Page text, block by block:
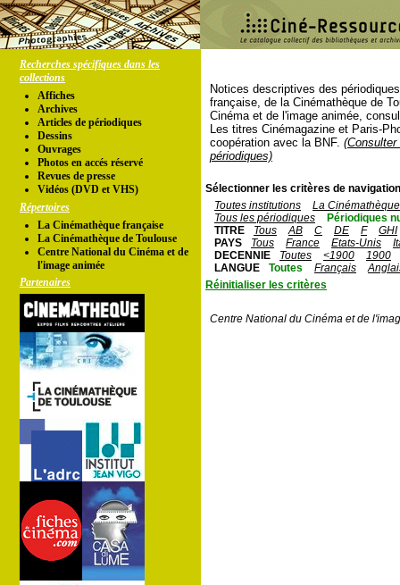
Recherches spécifiques dans les
collections
Affiches
Archives
Articles de périodiques
Dessins
Ouvrages
Photos en accés réservé
Revues de presse
Vidéos (DVD et VHS)
Répertoires
La Cinémathèque française
La Cinémathèque de Toulouse
Centre National du Cinéma et de
l'image animée
Partenaires
Notices descriptives des
française, de la Cinémathèque de
Cinéma et de l'image animée,
Les titres Cinémagazine et Paris-
coopération avec la BNF.
périodiques)
Sélectionner les critères de
Toutes institutions
La
Tous les périodiques
Périodiques
TITRE
Tous AB C DE F
GHI
PAYS
Tous France Etats-Unis
DECENNIE
Toutes <1900
1900
LANGUE
Toutes Français
Réinitialiser les critères
Centre National du Cinéma et de